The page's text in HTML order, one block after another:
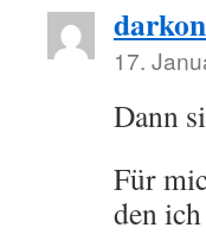
darkon
17.
Dann
Für
den